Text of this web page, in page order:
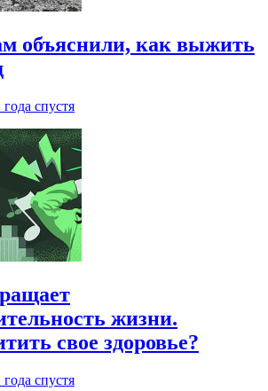
объяснили, как выжить
года спустя
жизни.
свое здоровье?
года спустя